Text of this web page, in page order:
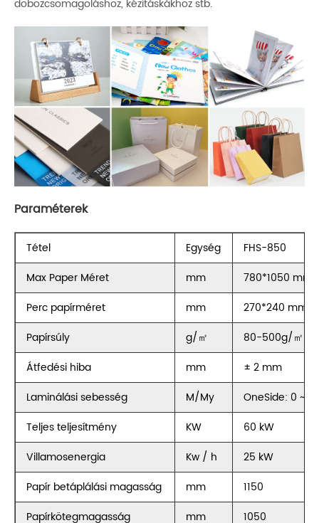
dobozcsomagoláshoz, kézitáskákhoz stb.
Paraméterek
Tétel Egység
FHS-850
Max Paper Méret
mm
780*1050 mm
Perc papírméret
mm
270*240 mm
Papírsúly
g/㎡
80-500g/㎡
Átfedési hiba
mm
± 2 mm
Laminálási sebesség
M/My
OneSide: 0 ~
Teljes teljesítmény
KW
60 kW
Villamosenergia
Kw / h
25 kW
Papír betáplálási magasság
mm
1150
Papírkötegmagasság
mm
1050